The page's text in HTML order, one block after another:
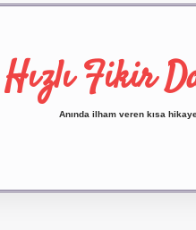
Hızlı Fikir
Anında ilham veren kısa